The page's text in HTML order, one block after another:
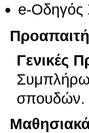
e-
Γενικές
σπουδών.